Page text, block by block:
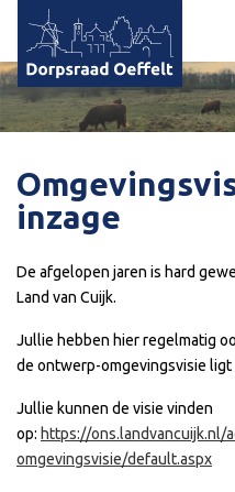
inzage
De afgelopen jaren is hard
Land van Cuijk.
Jullie hebben hier regelmatig
de ontwerp-omgevingsvisie ligt
Jullie kunnen de visie vinden
op: https://ons.landvancuijk.nl/
omgevingsvisie/default.aspx